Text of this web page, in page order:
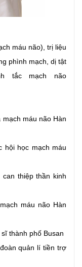
máu não), trị liệu
phình mạch, dị tật
tắc mạch não
máu não Hàn
hội học mạch máu
thiệp thần kinh
máu não Hàn
thành phố Busan
quản lí tiền trợ